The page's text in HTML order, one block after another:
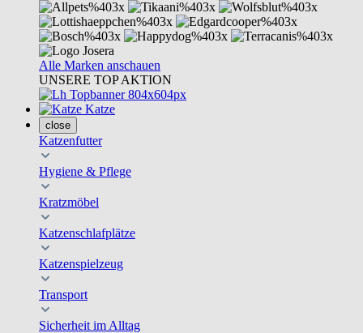
Alle Marken anschauen
UNSERE TOP AKTION
Katze
close
Katzenfutter
Hygiene & Pflege
Kratzmöbel
Katzenschlafplätze
Katzenspielzeug
Transport
Sicherheit im Alltag